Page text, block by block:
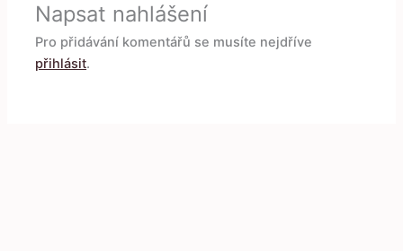
Napsat nahlášení
Pro přidávání komentářů se musíte nejdříve
přihlásit.